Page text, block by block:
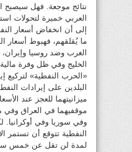
نتائج موجعة. فهل سيصبح
العربي خميرة لتحولات
إلى أن انخفاض أسعار
ما يُقلقهم، فهبوط أسعار
الغرب وضد روسيا
الخليج وفي ظل وفرة
«الحرب النفطية» لتركيع
البلدين على إيرادات
ميزانيتهما للعجز عند
موقفيهما في العراق وفي
وفي سوريا وفي أوكرانيا.
النفطية تتوقع أن تستمر
لمدة لن تقل عن خمس